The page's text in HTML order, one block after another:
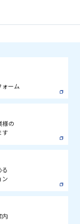
ォーム
様の
す
ン
内